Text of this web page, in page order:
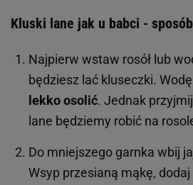
Kluski lane jak u babci -
Najpierw wstaw rosół lub
będziesz lać kluseczki. Wodę
lekko osolić. Jednak
lane będziemy robić na
Do mniejszego garnka wbij
Wsyp przesianą mąkę,